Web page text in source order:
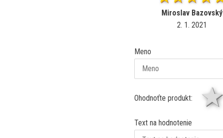
Miroslav Bazovský
2. 1. 2021
Meno
Ohodnoťte produkt:
Text na hodnotenie